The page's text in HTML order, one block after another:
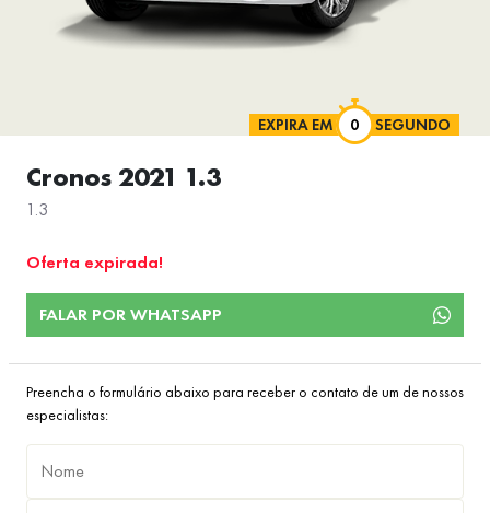
EXPIRA EM SEGUNDO
Cronos 2021 1.3
1.3
Oferta expirada!
FALAR POR WHATSAPP
Preencha o formulário abaixo para receber o contato de um de nossos
especialistas: